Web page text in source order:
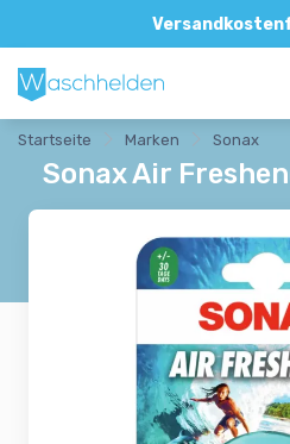
Direkte und
Startseite Marken Sonax
Sonax Air